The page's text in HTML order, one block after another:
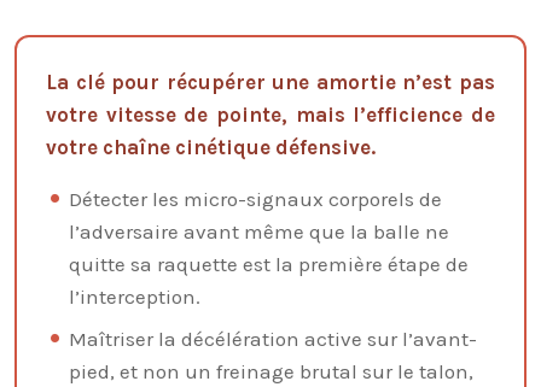
La clé pour récupérer une amortie n’est pas
votre vitesse de pointe, mais l’efficience de
votre chaîne cinétique défensive.
Détecter les micro-signaux corporels de
l’adversaire avant même que la balle ne
quitte sa raquette est la première étape de
l’interception.
Maîtriser la décélération active sur l’avant-
pied, et non un freinage brutal sur le talon,